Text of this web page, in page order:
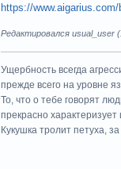
https://
Редактировался usual_user
Ущербность всегда
прежде всего на уровне
То, что о тебе говорят
прекрасно характеризует
Кукушка тролит петуха,